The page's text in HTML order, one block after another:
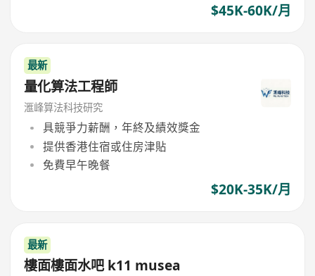
$45K-60K/月
最新
量化算法工程師
滙峰算法科技研究
具競爭力薪酬，年終及績效獎金
提供香港住宿或住房津貼
免費早午晚餐
$20K-35K/月
最新
樓面樓面水吧 k11 musea